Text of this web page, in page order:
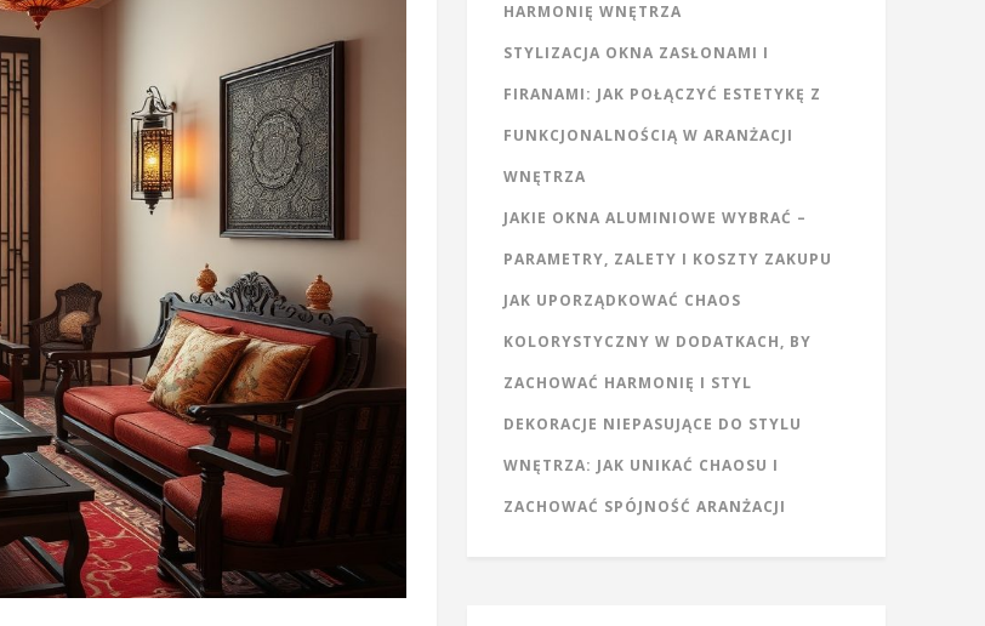
HARMONIĘ WNĘTRZA
STYLIZACJA OKNA ZASŁONAMI I
FIRANAMI: JAK POŁĄCZYĆ ESTETYKĘ Z
FUNKCJONALNOŚCIĄ W ARANŻACJI
WNĘTRZA
JAKIE OKNA ALUMINIOWE WYBRAĆ –
PARAMETRY, ZALETY I KOSZTY ZAKUPU
JAK UPORZĄDKOWAĆ CHAOS
KOLORYSTYCZNY W DODATKACH, BY
ZACHOWAĆ HARMONIĘ I STYL
DEKORACJE NIEPASUJĄCE DO STYLU
WNĘTRZA: JAK UNIKAĆ CHAOSU I
ZACHOWAĆ SPÓJNOŚĆ ARANŻACJI